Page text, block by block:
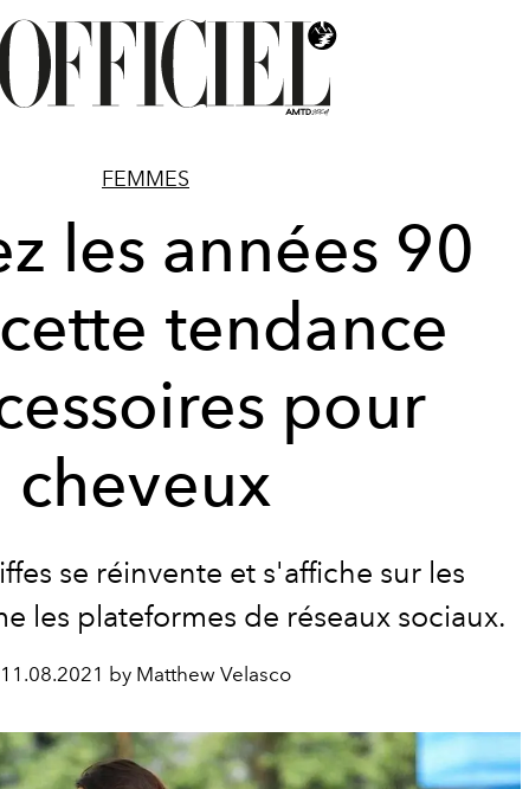
FEMMES
les années 90
tendance
pour
cheveux
se réinvente et s'affiche sur les
les plateformes de réseaux sociaux.
11.08.2021 by Matthew Velasco